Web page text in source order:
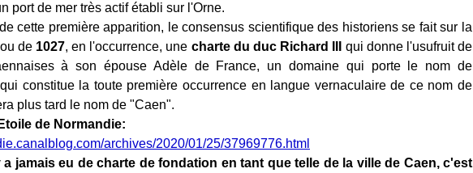
port de mer très actif établi sur l'Orne.
cette première apparition, le consensus scientifique des historiens se fait sur la
ou de 1027, en l'occurrence, une charte du duc Richard III
qui donne l'usufruit de
à son épouse Adèle de France, un domaine qui porte le nom de
constitue la toute première occurrence en langue vernaculaire de ce nom de
plus tard le nom de "Caen".
de Normandie:
archives/2020/01/25/37969776.html
jamais eu de charte de fondation en tant que telle de la ville de Caen, c'est